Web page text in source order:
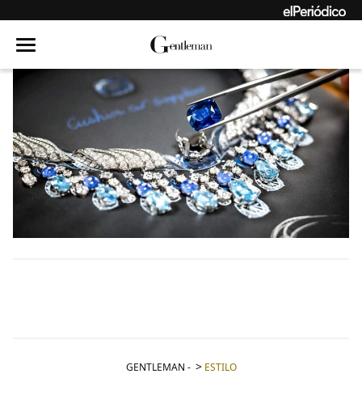
GENTLEMAN - ESTILO